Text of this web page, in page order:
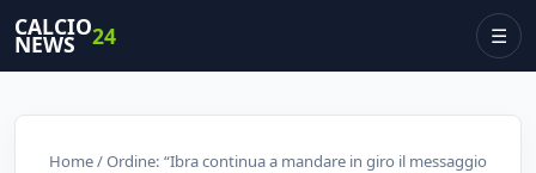
CALCIO
NEWS 24 ☰
Home/ Ordine: “Ibra continua a mandare in giro il messaggio